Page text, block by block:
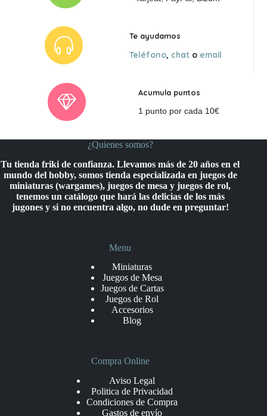
Te ayudamos
Teléfono, chat o email
Acumula puntos
1 punto por cada 10€
¿Quienes somos?
Tu tienda friki de confianza. Llevamos más de 20 años en el
mundo del hobby, somos tienda especializada en juegos de
miniaturas (wargames), juegos de mesa y juegos de rol,
tenemos un catálogo que hará las delicias de los más
jugones y si no encuentra algo, no dude en preguntar!
Menu
Miniaturas
Juegos de Mesa
Juegos de Cartas
Juegos de Rol
Accesorios
Blog
Compra Online
Aviso Legal
Politica de Privacidad
Condiciones de Compra
Gastos de envío